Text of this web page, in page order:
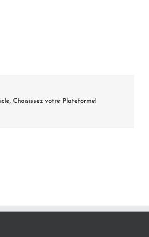
Choisissez votre Plateforme!